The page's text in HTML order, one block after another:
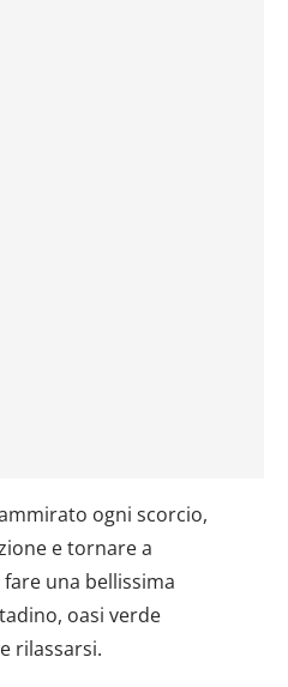
ogni scorcio,
e tornare a
una bellissima
oasi verde
rilassarsi.